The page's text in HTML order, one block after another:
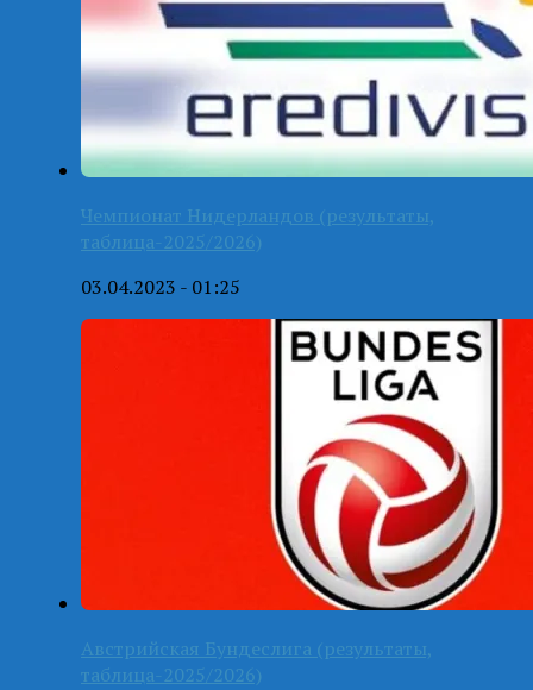
Чемпионат Нидерландов (результаты,
таблица-2025/2026)
03.04.2023 - 01:25
Австрийская Бундеслига (результаты,
таблица-2025/2026)